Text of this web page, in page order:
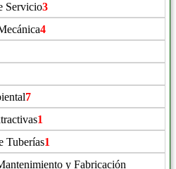
Servicio3
4
7
1
Tuberías1
y Fabricación